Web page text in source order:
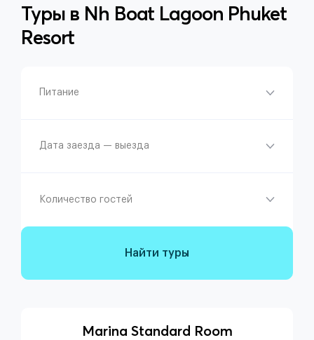
Туры в Nh Boat Lagoon Phuket
Resort
Питание
Дата заезда — выезда
Количество гостей
Найти туры
Marina Standard Room